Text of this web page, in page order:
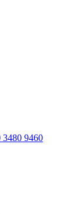
3480 9460